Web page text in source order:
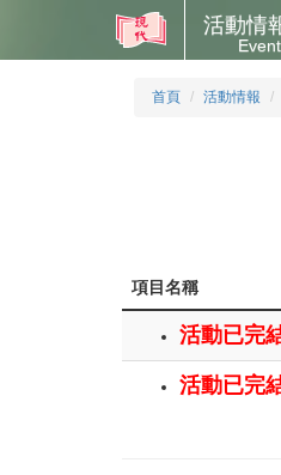
活動情
首頁 活動情報
項目名稱
活動已完
活動已完